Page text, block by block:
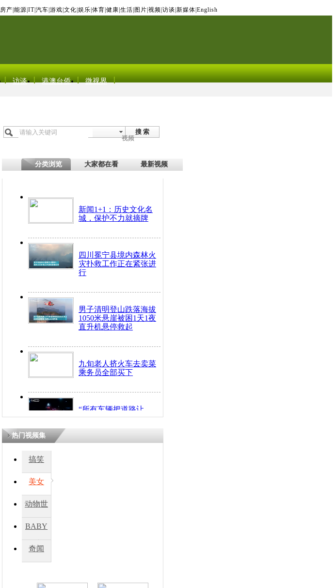
房产 能源 IT| 汽车 游戏 文化 娱乐 体育 健康 生活 图片 视频 访谈 新媒体 English
访谈 港澳台侨 微视界
搜 索
视频
分类浏览 大家都在看 最新视频
新闻1+1：历史文化名
城，保护不力就摘牌
四川冕宁县境内森林火
灾扑救工作正在紧张进
行
男子清明登山跌落海拔
1050米悬崖被困1天1夜
直升机悬停救起
九旬老人挤火车去卖菜
乘务员全部买下
“所有车辆把道路让
开！”儿童突发疾病交
因
热门视频集
搞笑
美女
动物世
BABY
秀
奇闻